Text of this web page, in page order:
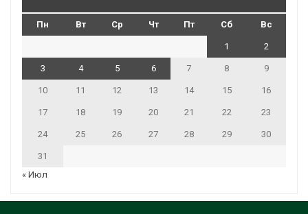
Пн Вт Ср Чт Пт Сб Вс
1 2
3 4 5 6 7 8 9
10 11 12 13 14 15 16
17 18 19 20 21 22 23
24 25 26 27 28 29 30
31
« Июл